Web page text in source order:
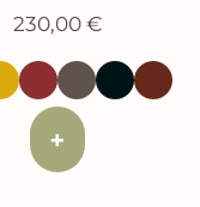
230,00 €